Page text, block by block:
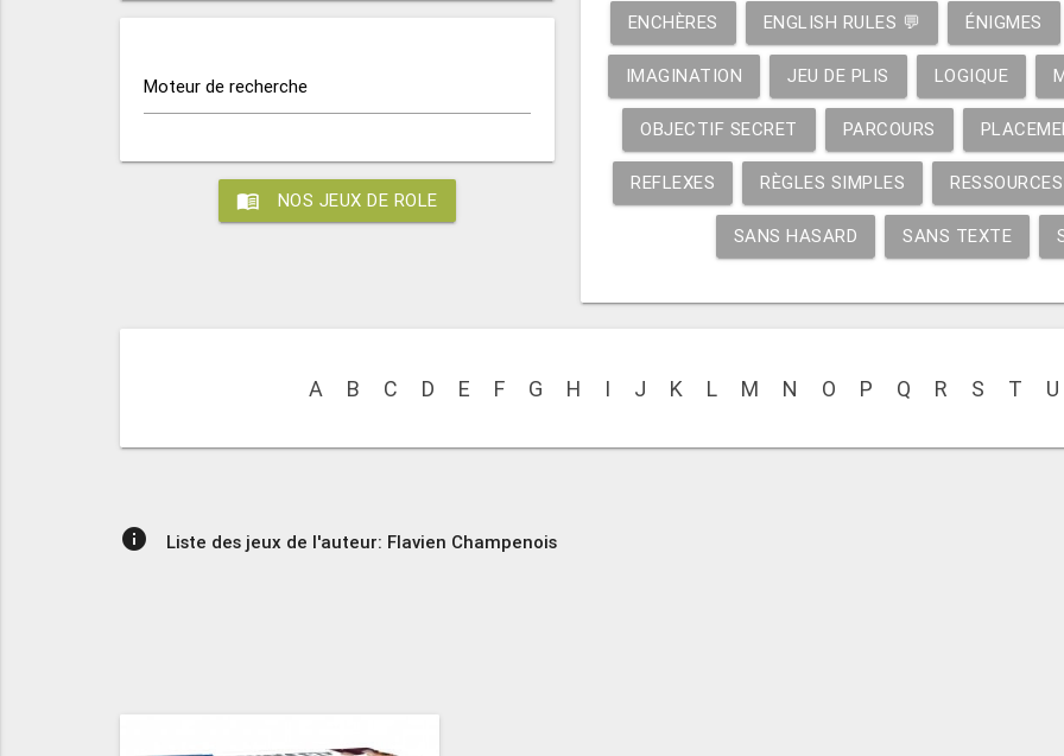
Moteur de recherche
menu_book NOS JEUX DE ROLE
ENCHÈRES ENGLISH RULES 💬 ÉNIGMES
IMAGINATION JEU DE PLIS LOGIQUE
OBJECTIF SECRET PARCOURS
REFLEXES RÈGLES SIMPLES RESSOURCES
SANS HASARD SANS TEXTE
A B C D E F G H I J K L M N O P Q R S T U
info Liste des jeux de l'auteur: Flavien Champenois